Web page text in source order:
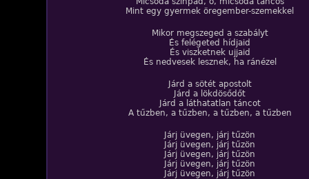
Mint egy gyermek öregember-szemekkel
Mikor megszeged a szabályt
És felégeted hídjaid
És viszketnek ujjaid
És nedvesek lesznek, ha ránézel
Járd a sötét apostolt
Járd a lökdösődőt
Járd a láthatatlan táncot
A tűzben, a tűzben, a tűzben, a tűzben
Járj üvegen, járj tűzön
Járj üvegen, járj tűzön
Járj üvegen, járj tűzön
Járj üvegen, járj tűzön
Járj üvegen, járj tűzön